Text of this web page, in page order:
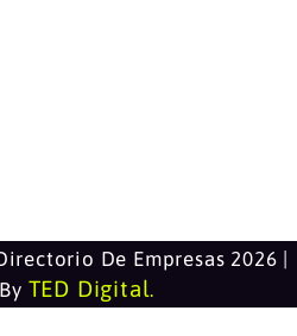
De Empresas 2026 |
TED Digital.